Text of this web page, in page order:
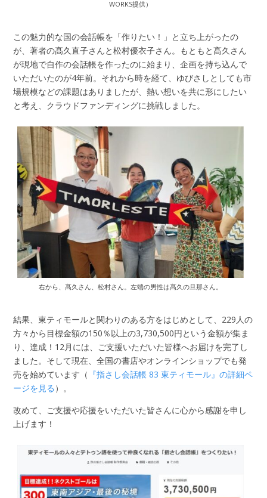
WORKS提供）
この魅力的な国の会話帳を「作りたい！」と立ち上がったの
が、著者の髙久直子さんと松村優衣子さん。もともと髙久さん
が現地で自作の会話帳を作ったのに始まり、企画を持ち込んで
いただいたのが4年前。それから時を経て、ゆびさしとしても市
場規模などの課題はありましたが、熱い想いを共に形にしたい
と考え、クラウドファンディングに挑戦しました。
右から、髙久さん、松村さん。左端の男性は髙久の旦那さん。
結果、東ティモールと関わりのある方をはじめとして、229人の
方々から目標金額の150％以上の3,730,500円という金額が集ま
り、達成！12月には、ご支援いただいた皆様へお届けを完了し
ました。そして現在、全国の書店やオンラインショップでも発
売を始めています（ 『指さし会話帳 83 東ティモール』の詳細ペ
ージを見る ）。
改めて、ご支援や応援をいただいた皆さんに心から感謝を申し
上げます！